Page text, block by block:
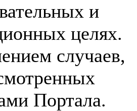
и
целях.
случаев,
Портала.